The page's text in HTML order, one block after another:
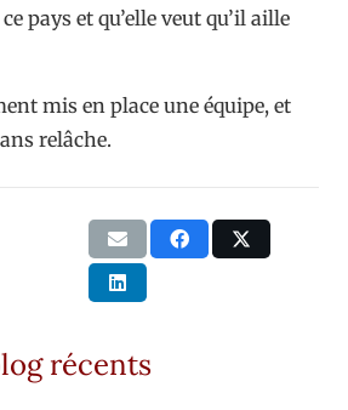
pays et qu’elle veut qu’il aille
mis en place une équipe, et
relâche.
récents